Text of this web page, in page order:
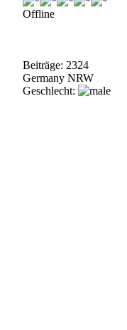
Offline
Beiträge: 2324
Germany NRW
Geschlecht: